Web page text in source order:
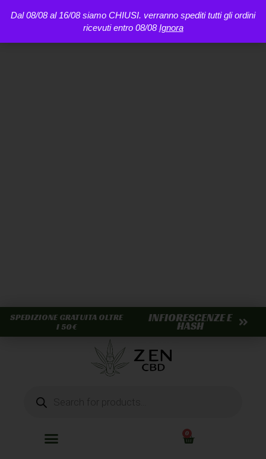
Dal 08/08 al 16/08 siamo CHIUSI. verranno spediti tutti gli ordini
ricevuti entro 08/08Ignora
SPEDIZIONE GRATUITA OLTRE
I 50€
INFIORESCENZE E
HASH
0